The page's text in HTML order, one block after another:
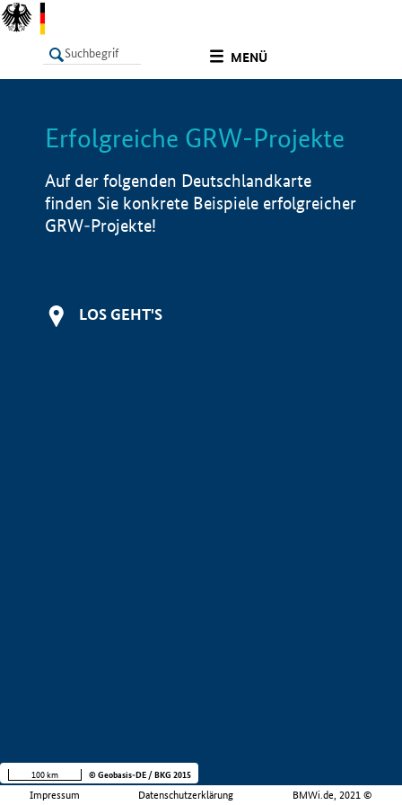
MENÜ
LISTE Info
Erfolgreiche GRW-Projekte
Auf der folgenden Deutschlandkarte
finden Sie konkrete Beispiele erfolgreicher
GRW-Projekte!
LOS GEHT'S
Impressum Datenschutzerklärung BMWi.de, 2021 ©
100 km © Geobasis-DE / BKG 2015